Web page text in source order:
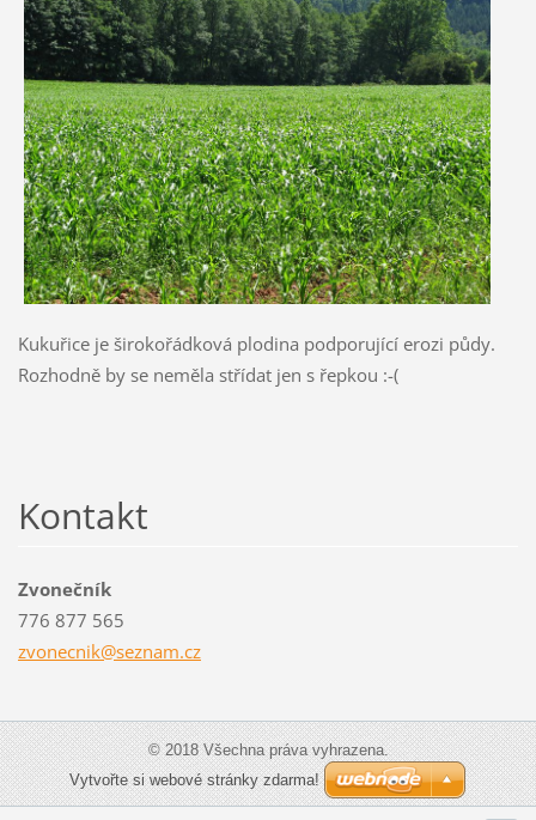
Kukuřice je širokořádková plodina podporující erozi půdy.
Rozhodně by se neměla střídat jen s řepkou :-(
Kontakt
Zvonečník
776 877 565
zvonecnik@seznam.cz
© 2018 Všechna práva vyhrazena.
Vytvořte si webové stránky zdarma!